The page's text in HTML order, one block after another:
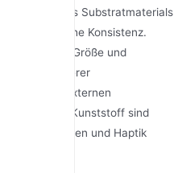
des Substratmaterials
und hohe Konsistenz.
physische Größe und
dickerer
und ihre externen
oder Kunststoff sind
Aussehen und Haptik